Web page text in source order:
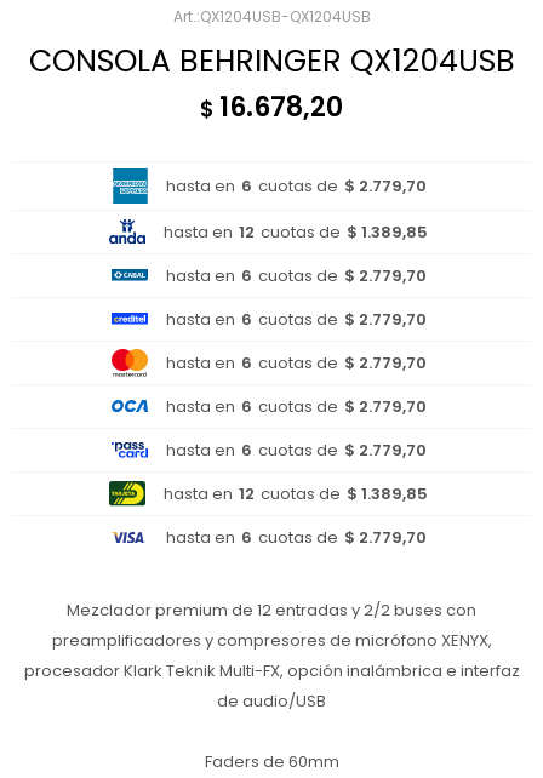
QX1204USB-QX1204USB
CONSOLA BEHRINGER QX1204USB
$ 16.678,20
hasta en 6 cuotas de $ 2.779,70
hasta en 12 cuotas de $ 1.389,85
hasta en 6 cuotas de $ 2.779,70
hasta en 6 cuotas de $ 2.779,70
hasta en 6 cuotas de $ 2.779,70
hasta en 6 cuotas de $ 2.779,70
hasta en 6 cuotas de $ 2.779,70
hasta en 12 cuotas de $ 1.389,85
hasta en 6 cuotas de $ 2.779,70
Mezclador premium de 12 entradas y 2/2 buses con
preamplificadores y compresores de micrófono XENYX,
procesador Klark Teknik Multi-FX, opción inalámbrica e interfaz
de audio/USB
Faders de 60mm